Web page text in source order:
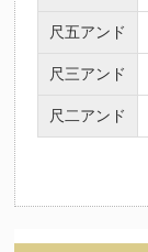
尺五アンド
尺三アンド
尺二アンド